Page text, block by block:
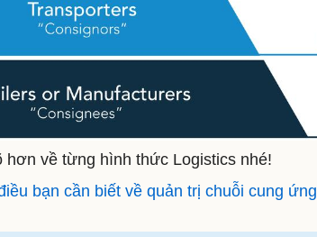
hơn về từng hình thức Logistics nhé!
bạn cần biết về quản trị chuỗi cung ứng